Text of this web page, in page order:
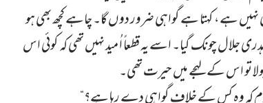
ہے، کہتا ہے گواہی ضرور دوں گا۔ چاہے کچھ بھی ہو
چونک گیا۔ اسے یہ قطعاً اُ مید نہیں تھی کہ کوئی اس
تو اس کے لہجے میں حیرت تھی۔